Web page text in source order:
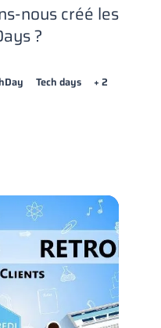
nous créé les
?
Tech days + 2